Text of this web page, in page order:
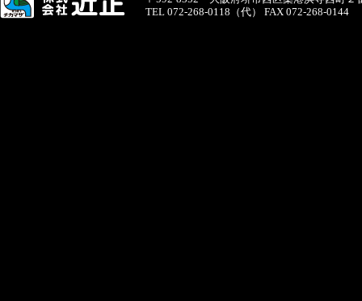
TEL 072-268-0118（代） FAX 072-268-0144